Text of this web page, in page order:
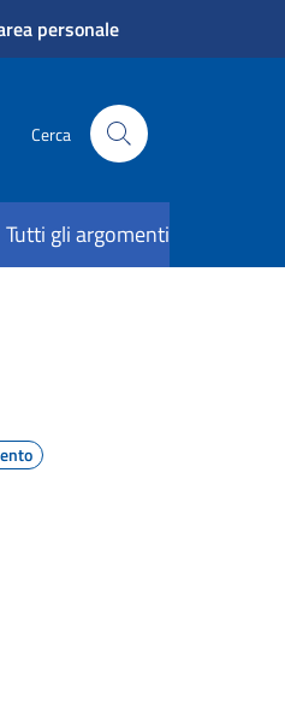
personale
Cerca
Tutti gli argomenti